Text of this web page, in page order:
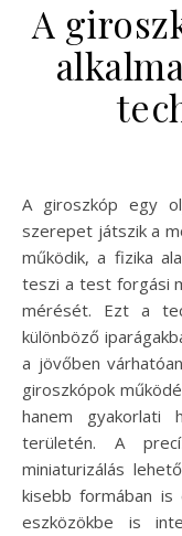
A
A giroszkóp egy olyan eszköz, amely rendkívül fontos
szerepet játszik a
működik, a fizika
teszi a test forgási
mérését. Ezt a
különböző
a jövőben
giroszkópok
hanem gyakorlati
területén. A
miniaturizálás
kisebb formában is
eszközökbe is